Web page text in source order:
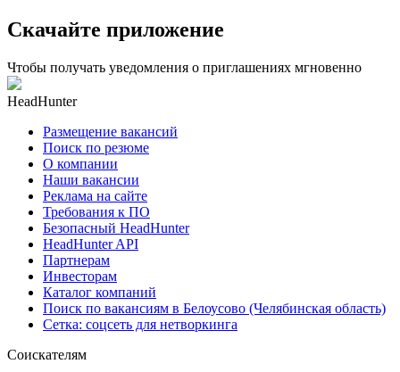
Скачайте приложение
Чтобы получать уведомления о приглашениях мгновенно
HeadHunter
Размещение вакансий
Поиск по резюме
О компании
Наши вакансии
Реклама на сайте
Требования к ПО
Безопасный HeadHunter
HeadHunter API
Партнерам
Инвесторам
Каталог компаний
Поиск по вакансиям в Белоусово (Челябинская область)
Сетка: соцсеть для нетворкинга
Соискателям